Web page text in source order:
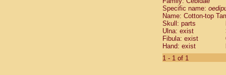
Cebidae
Cebidae
Cebidae
Cebidae
Cebidae
Cebidae
Cebidae
Specific name:
Name: Cotton-top
Skull: parts
Ulna: exist
Fibula: exist
Hand: exist
1 - 1 of 1